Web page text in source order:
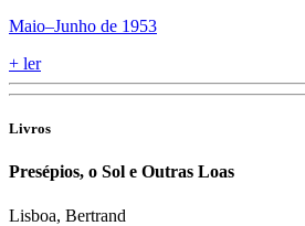
Maio–Junho de 1953
+ ler
Livros
Presépios, o Sol e Outras Loas
Lisboa, Bertrand